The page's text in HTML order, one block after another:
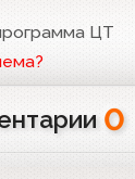
ЦТ
0